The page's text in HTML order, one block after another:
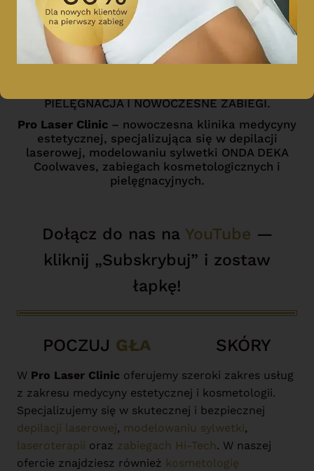
50% RABATU NA DEPILACJĘ LASEROWĄ w Łodzi
PIELĘGNACJA I NOWOCZESNE ZABIEGI.
Pro Laser Clinic – nowoczesna klinika medycyny
estetycznej, specjalizująca się w depilacji
laserowej, modelowaniu sylwetki ONDA DEKA
Coolwaves, zabiegach kosmetologicznych i
pielęgnacyjnych.
LASEROWA
CO2
SYLWETKI 'ONDA’
'ZDROWE STOPY’
ESTETYCZNA
USUWANIE TATUAŻU
RADIOFREKWENCJA,
PEDICURE ŁÓDŹ
Dołącz do nas na YouTube —
kliknij „Subskrybuj” i zostaw
łapkę!
POCZUJ GŁA SKÓRY
W Pro Laser Clinic oferujemy szeroki zakres usług
z zakresu medycyny estetycznej i kosmetologii.
Specjalizujemy się w skutecznej i bezpiecznej
depilacji laserowej, modelowaniu sylwetki,
laseroterapii oraz zabiegach Hi-Tech. W naszej
ofercie znajdziesz również kosmetologię